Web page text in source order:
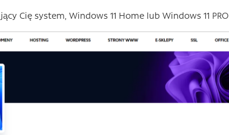
Cię system, Windows 11 Home lub Windows 11 PRO